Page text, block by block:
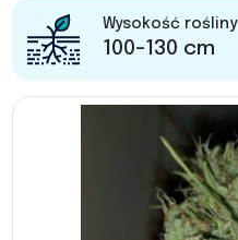
Wysokość rośliny
100-130 cm